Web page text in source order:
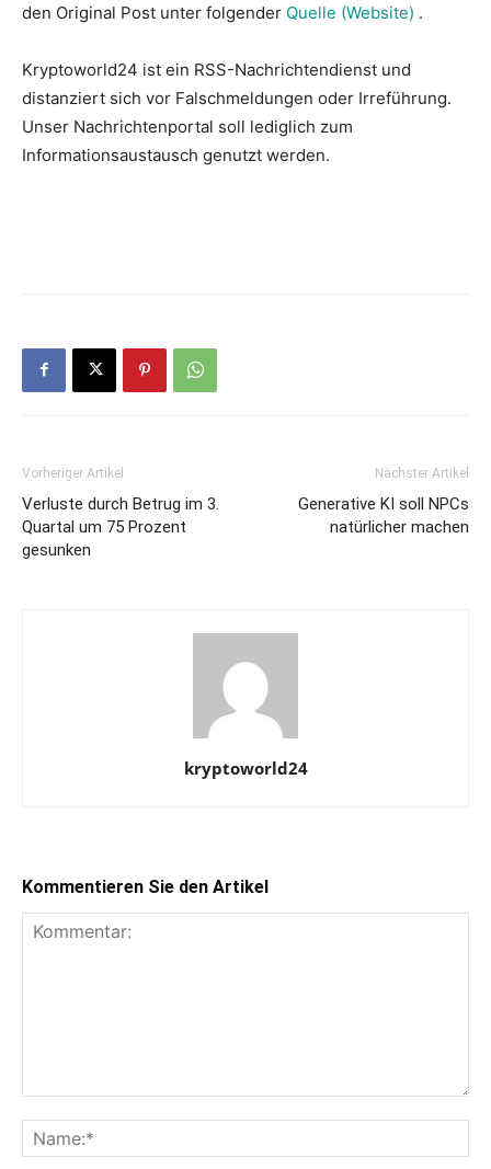
den Original Post unter folgender Quelle (Website) .
Kryptoworld24 ist ein RSS-Nachrichtendienst und
distanziert sich vor Falschmeldungen oder Irreführung.
Unser Nachrichtenportal soll lediglich zum
Informationsaustausch genutzt werden.
Vorheriger Artikel
Verluste durch Betrug im 3.
Quartal um 75 Prozent
gesunken
Nächster Artikel
Generative KI soll NPCs
natürlicher machen
kryptoworld24
Kommentieren Sie den Artikel